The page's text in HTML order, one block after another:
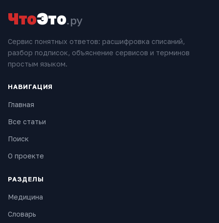
ЧтоЭто.ру
Сервис понятных ответов: расшифровка списаний,
разбор подписок, объяснение сервисов и терминов
простым языком.
НАВИГАЦИЯ
Главная
Все статьи
Поиск
О проекте
РАЗДЕЛЫ
Медицина
Словарь